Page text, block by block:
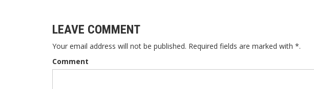
LEAVE COMMENT
Your email address will not be published. Required fields are marked with *.
Comment